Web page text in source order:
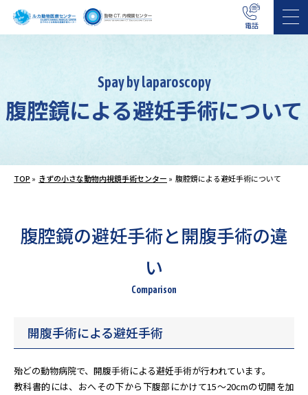
電話
Spay by laparoscopy
腹腔鏡による避妊手術について
TOP » きずの小さな動物内視鏡手術センター » 腹腔鏡による避妊手術について
腹腔鏡の避妊手術と開腹手術の違
い
Comparison
開腹手術による避妊手術
殆どの動物病院で、開腹手術による避妊手術が行われています。
教科書的には、おへその下から下腹部にかけて15～20cmの切開を加